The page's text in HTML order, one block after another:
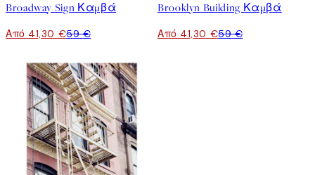
Broadway Sign Καμβά
Από 41,30 €59 €
Brooklyn Building Καμβά
Από 41,30 €59 €